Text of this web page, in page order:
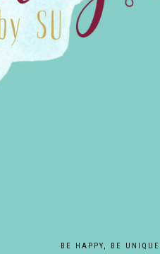
BE HAPPY, BE